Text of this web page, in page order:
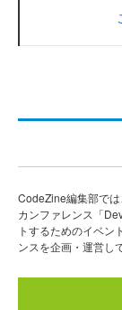
CodeZine編集部で
カンファレンス「
トするためのイベ
ンスを企画・運営し